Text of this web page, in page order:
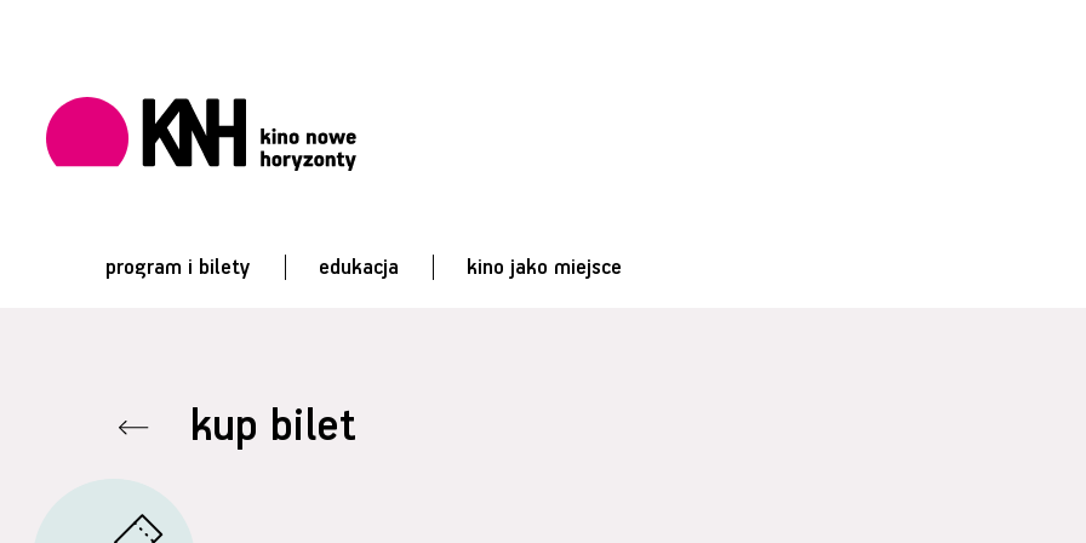
program i bilety edukacja kino jako miejsce
kup bilet